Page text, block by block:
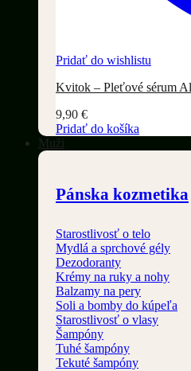
Pridať do wishlistu
Kvitok – Pleťové sérum
9,90 €
Pridať do košíka
Muži
Pánska kozmetika
Starostlivosť o telo
Mydlá a sprchové gély
Dezodoranty
Krémy na ruky a nohy
Balzamy na pery
Soli a bomby do kúpeľa
Starostlivosť o vlasy
Šampóny
Tuhé šampóny
Tekuté šampóny